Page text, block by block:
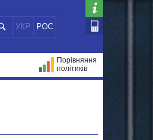
УКР РОС
Порівняння
політиків